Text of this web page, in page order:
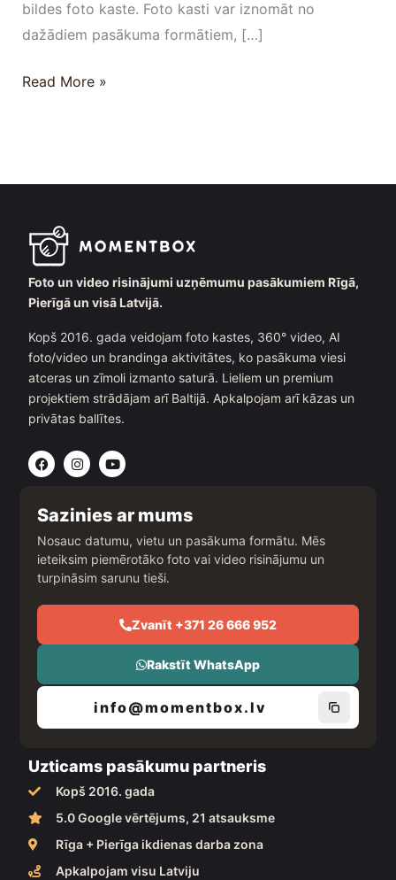
bildes foto kaste. Foto kasti var iznomāt no
dažādiem pasākuma formātiem, […]
Read More »
Foto un video risinājumi uzņēmumu pasākumiem Rīgā,
Pierīgā un visā Latvijā.
Kopš 2016. gada veidojam foto kastes, 360° video, AI
foto/video un brandinga aktivitātes, ko pasākuma viesi
atceras un zīmoli izmanto saturā. Lieliem un premium
projektiem strādājam arī Baltijā. Apkalpojam arī kāzas un
privātas ballītes.
F
a
b
o
o
k
I
n
a
g
r
a
m
Y
o
u
b
e
Sazinies ar mums
Nosauc datumu, vietu un pasākuma formātu. Mēs
ieteiksim piemērotāko foto vai video risinājumu un
turpināsim sarunu tieši.
Zvanīt +371 26 666 952
Rakstīt WhatsApp
info@momentbox.lv
Uzticams pasākumu partneris
Kopš 2016. gada
5.0 Google vērtējums, 21 atsauksme
Rīga + Pierīga ikdienas darba zona
Apkalpojam visu Latviju